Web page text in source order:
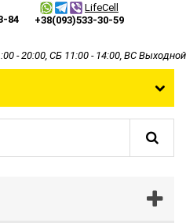
84
LifeCell
+38(093)533-30-59
- 20:00, СБ 11:00 - 14:00, ВС Выходной